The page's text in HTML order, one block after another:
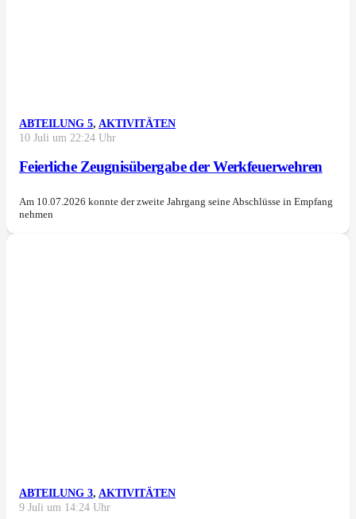
ABTEILUNG 5, AKTIVITÄTEN
10 Juli um 22:24 Uhr
Feierliche Zeugnisübergabe der Werkfeuerwehren
Am 10.07.2026 konnte der zweite Jahrgang seine Abschlüsse in Empfang
nehmen
ABTEILUNG 3, AKTIVITÄTEN
9 Juli um 14:24 Uhr